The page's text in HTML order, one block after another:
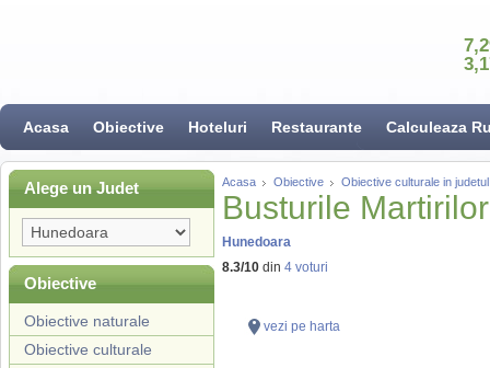
Acasa Obiective Hoteluri Restaurante Calculeaza
Alege un Judet
Obiective
Obiective naturale
Obiective culturale
Acasa Obiective Obiective culturale in
Busturile
Hunedoara
8.3/10 din 4 voturi
vezi pe harta